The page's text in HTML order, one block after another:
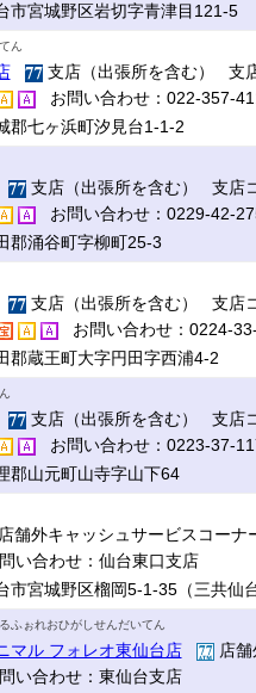
市宮城野区岩切字青津目121-5
ん
支店（出張所を含む） 支
お問い合わせ：022-357-
郡七ヶ浜町汐見台1-1-2
支店（出張所を含む） 支店
お問い合わせ：0229-42-
郡涌谷町字柳町25-3
支店（出張所を含む） 支店
お問い合わせ：0224-
郡蔵王町大字円田字西浦4-2
支店（出張所を含む） 支店
お問い合わせ：0223-37-
郡山元町山寺字山下64
店舗外キャッシュサービスコーナ
い合わせ：仙台東口支店
市宮城野区榴岡5-1-35（三共仙
ふぉれおひがしせんだいてん
マル フォレオ東仙台店
店
い合わせ：東仙台支店